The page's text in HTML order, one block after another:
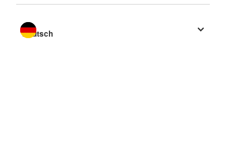
Sprache wechseln zu